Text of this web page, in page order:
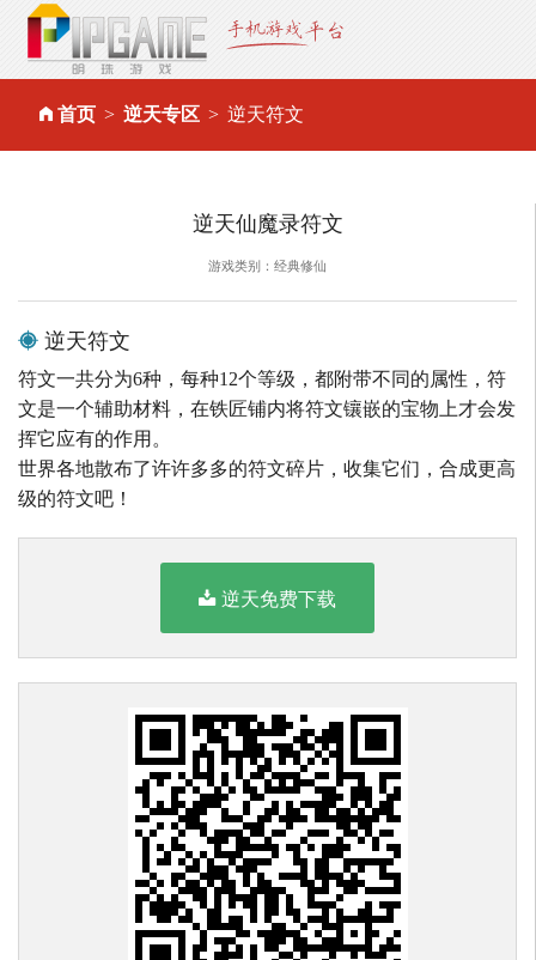
首页 逆天专区 逆天符文
逆天仙魔录符文
游戏类别：经典修仙
逆天符文
符文一共分为6种，每种12个等级，都附带不同的属性，符
文是一个辅助材料，在铁匠铺内将符文镶嵌的宝物上才会发
挥它应有的作用。
世界各地散布了许许多多的符文碎片，收集它们，合成更高
级的符文吧！
逆天免费下载